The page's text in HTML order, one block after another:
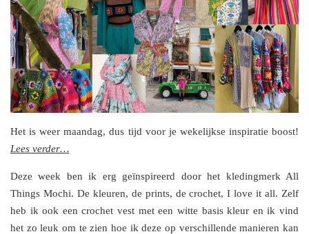
Het is weer maandag, dus tijd voor je wekelijkse inspiratie boost!
Lees verder…
Deze week ben ik erg geïnspireerd door het kledingmerk All
Things Mochi. De kleuren, de prints, de crochet, I love it all. Zelf
heb ik ook een crochet vest met een witte basis kleur en ik vind
het zo leuk om te zien hoe ik deze op verschillende manieren kan